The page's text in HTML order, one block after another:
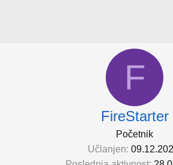
F
FireStarter
Početnik
Učlanjen